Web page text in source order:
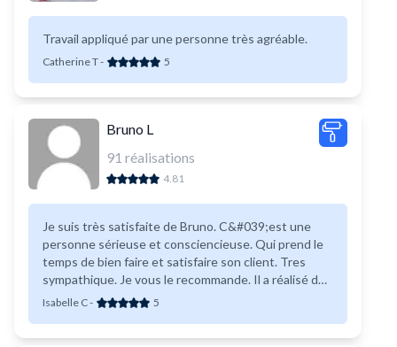
Travail appliqué par une personne très agréable.
Catherine T- 5
Bruno L
91 réalisations
4.81
Je suis très satisfaite de Bruno. C&#039;est une
personne sérieuse et consciencieuse. Qui prend le
temps de bien faire et satisfaire son client. Tres
sympathique. Je vous le recommande. Il a réalisé des
travaux de parement de pierre sur murs.
Isabelle C- 5